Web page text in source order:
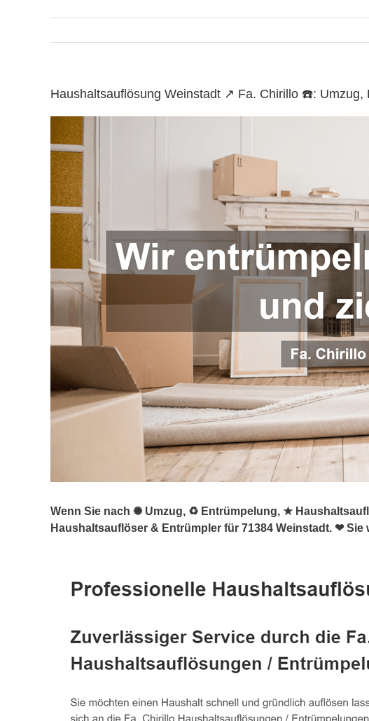
Haushaltsauflösung Weinstadt ↗️ Fa. Chirillo ☎️:
Wenn Sie nach ✺ Umzug, ♻ Entrümpelung, ★
Haushaltsauflöser & Entrümpler für 71384 Weinstadt. ❤